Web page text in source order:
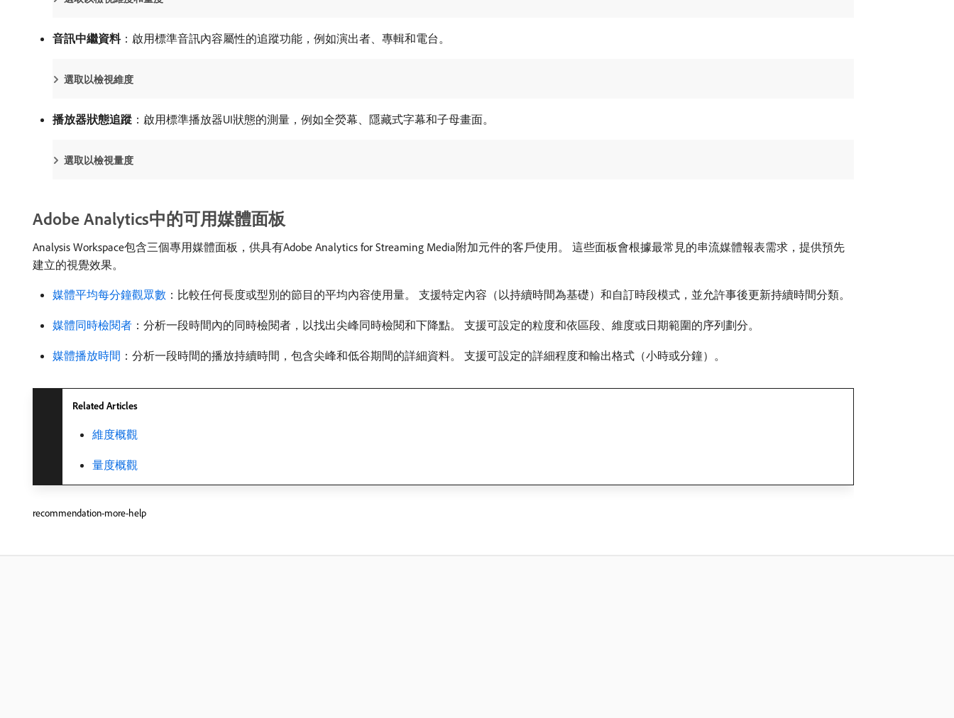
音訊中繼資料：啟用標準音訊內容屬性的追蹤功能，例如演出者、專輯和電台。
選取以檢視維度
播放器狀態追蹤 ：啟用標準播放器UI狀態的測量，例如全熒幕、隱藏式字幕和子母畫面。
選取以檢視量度
Adobe Analytics中的可用媒體面板
Analysis Workspace包含三個專用媒體面板，供具有Adobe Analytics for Streaming Media附加元件的客戶使用。 這些面板會根據最常見的串流媒體報表需求，提供預先
建立的視覺效果。
媒體平均每分鐘觀眾數 ：比較任何長度或型別的節目的平均內容使用量。 支援特定內容（以持續時間為基礎）和自訂時段模式，並允許事後更新持續時間分類。
媒體同時檢閱者 ：分析一段時間內的同時檢閱者，以找出尖峰同時檢閱和下降點。 支援可設定的粒度和依區段、維度或日期範圍的序列劃分。
媒體播放時間 ：分析一段時間的播放持續時間，包含尖峰和低谷期間的詳細資料。 支援可設定的詳細程度和輸出格式（小時或分鐘）。
Related Articles
維度概觀
量度概觀
recommendation-more-help